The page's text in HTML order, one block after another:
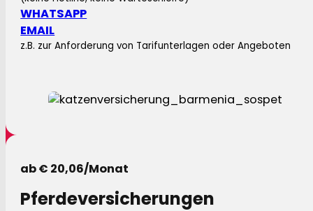
WHATSAPP
EMAIL
z.B. zur Anforderung von Tarifunterlagen oder Angeboten
ab € 20,06/Monat
Pferdeversicherungen